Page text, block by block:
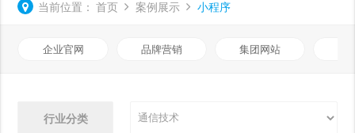
当前位置： 首页 案例展示 小程序
企业官网 品牌营销 集团网站
行业分类